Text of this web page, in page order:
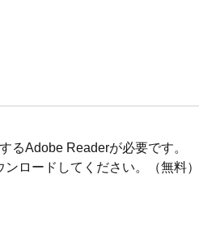
るAdobe Readerが必要です。
ロードしてください。（無料）